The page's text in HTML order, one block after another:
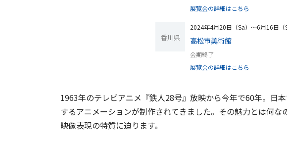
展覧会の詳細はこちら
香川県
2024年4月20日（Sa）〜6月16日（
高松市美術館
会期終了
展覧会の詳細はこちら
1963年のテレビアニメ『鉄人28号』放映から今年で60年。日
するアニメーションが制作されてきました。その魅力とは何な
映像表現の特質に迫ります。